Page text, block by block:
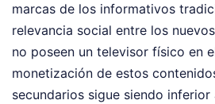
marcas de los informativos
relevancia social entre los
no poseen un televisor físico en
monetización de estos
secundarios sigue siendo